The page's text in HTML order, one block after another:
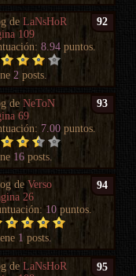
92
deLaNsHoR
109
8.94 puntos.
2 posts.
93
deNeToN
69
7.00 puntos.
16 posts.
94
deVerso
26
10 puntos.
1 posts.
95
deLaNsHoR